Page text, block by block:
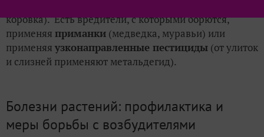
коровка). Есть вредители, с которыми борются,
применяя приманки (медведка, муравьи) или
применяя узконаправленные пестициды (от улиток
и слизней применяют метальдегид).
Болезни растений: профилактика и
меры борьбы с возбудителями